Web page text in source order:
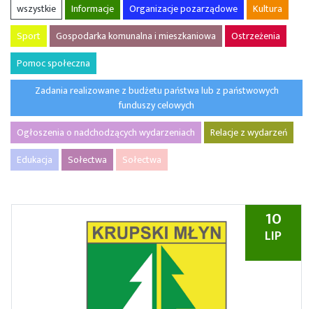
wszystkie Informacje Organizacje pozarządowe
Kultura
Sport
Gospodarka komunalna i mieszkaniowa
Ostrzeżenia
Pomoc społeczna
Zadania realizowane z budżetu państwa lub z państwowych
funduszy celowych
Ogłoszenia o nadchodzących wydarzeniach
Relacje z wydarzeń
Edukacja
Sołectwa Sołectwa
10
LIP